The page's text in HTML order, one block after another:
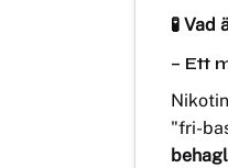
🧪
– Ett
"fri-